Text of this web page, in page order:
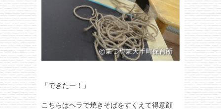
「できたー！」
こちらはヘラで焼きそばをすくえて得意顔